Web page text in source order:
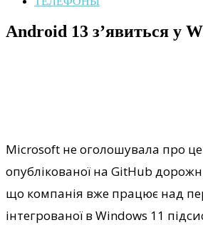
Android 13 з’явиться у
Microsoft не оголошувала про це
опублікованої на GitHub
що компанія вже працює над
інтегрованої в Windows 11